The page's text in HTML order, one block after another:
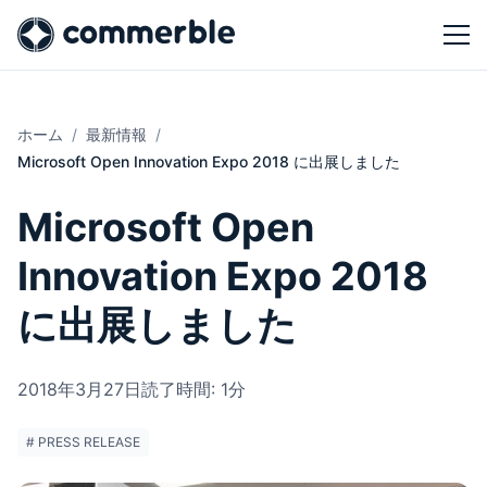
ホーム
最新情報
Microsoft Open Innovation Expo 2018 に出展しました
Microsoft Open
Innovation Expo 2018
に出展しました
2018年3月27日読了時間: 1分
# PRESS RELEASE